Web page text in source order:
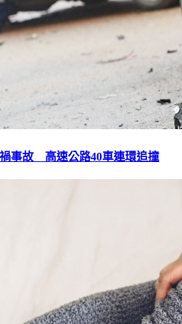
事故 高速公路40車連環追撞